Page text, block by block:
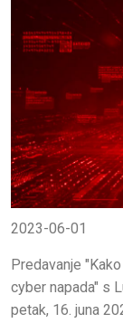
2023-06-01
Predavanje
cyber napada" s
petak, 16. juna